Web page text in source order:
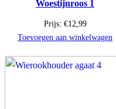
Woestijnroos 1
Prijs: €12,99
Toevoegen aan winkelwagen